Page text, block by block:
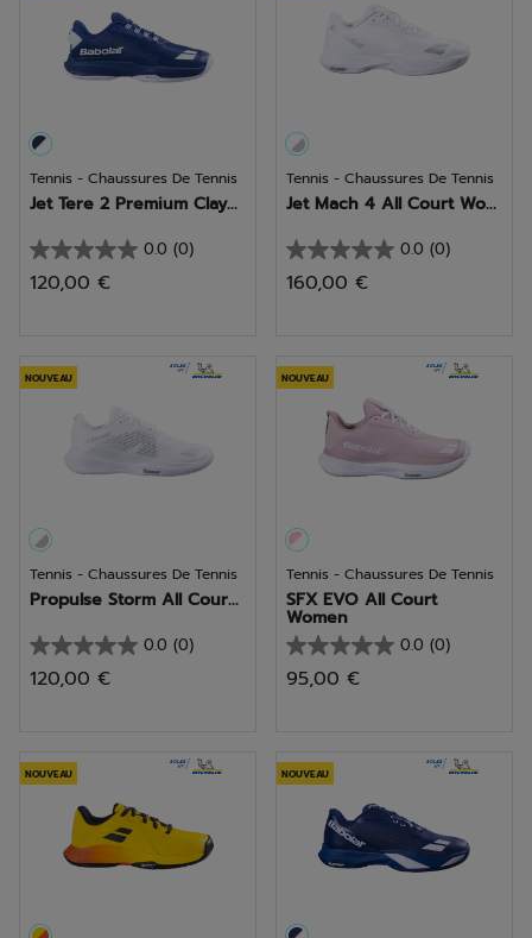
Tennis - Chaussures De Tennis
Jet Tere 2 Premium Clay...
0.0 (0)
0.0
sur
120,00 €
Tennis - Chaussures De Tennis
Jet Mach 4 All Court Wo...
0.0 (0)
0.0
sur
160,00 €
NOUVEAU
Tennis - Chaussures De Tennis
Propulse Storm All Cour...
0.0 (0)
0.0
sur
120,00 €
NOUVEAU
Tennis - Chaussures De Tennis
SFX EVO All Court
Women
0.0 (0)
0.0
sur
95,00 €
NOUVEAU NOUVEAU